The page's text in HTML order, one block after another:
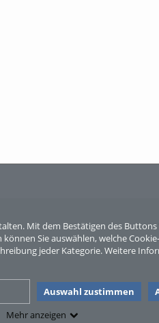
Mit dem Bestätigen des
Sie auswählen, welche
jeder Kategorie. Weitere
Auswahl zustimmen
Mehr anzeigen